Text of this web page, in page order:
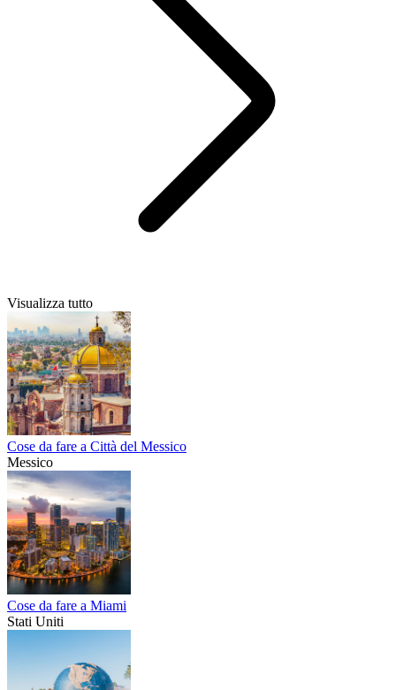
Visualizza tutto
Cose da fare a Città del Messico
Messico
Cose da fare a Miami
Stati Uniti